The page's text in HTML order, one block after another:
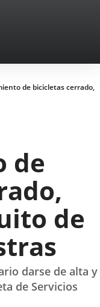
de bicicletas cerrado,
de
de
darse de alta y
de Servicios